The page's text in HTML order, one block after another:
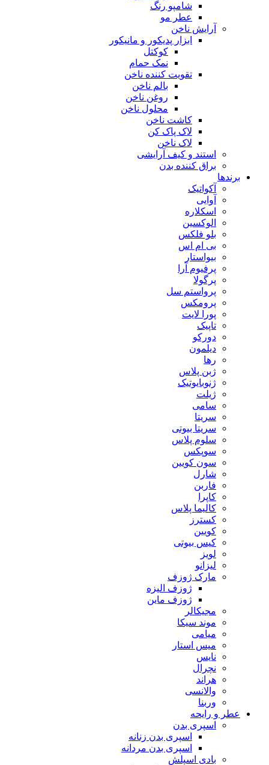
شامپو رنگ
عطر مو
آرایش ناخن
ابزار پدیکور و مانیکور
کوکتل
نمک حمام
تقویت کننده ناخن
بالم ناخن
روغن ناخن
محلول ناخن
کاشت ناخن
لاک پاک کن
لاک ناخن
استند و کیف آرایشی
براق کننده بدن
برندها
آکواتیک
آوایی
اسکلاره
الوکسین
بلو فلکس
بی ام اس
بیواستار
پرفیوم آرا
پرگولا
پرواستم سل
پرومکس
پورا لایت
تاپیک
دورکو
دیلمون
رها
ژبن پلاس
ژنوبایوتیک
ژیلت
سامی
سریتا
سریتا بیوتی
سلوم پلاس
سوپکس
سون کویین
شارل
فاربن
کاپرا
کالیما پلاس
کسترز
کویین
کیس بیوتی
لویز
لیزانو
مارک ژوزف
ژوزف الیزه
ژوزف ماین
مجیکالر
موند سیکا
میامی
میس استار
نایس
نچرال
هراند
والانسی
وربنا
عطر و رایحه
اسپری بدن
اسپری بدن زنانه
اسپری بدن مردانه
بادی اسپلش